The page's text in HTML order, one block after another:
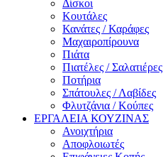
Δίσκοι
Κουτάλες
Κανάτες / Καράφες
Μαχαιροπίρουνα
Πιάτα
Πιατέλες / Σαλατιέρες
Ποτήρια
Σπάτουλες / Λαβίδες
Φλυτζάνια / Κούπες
ΕΡΓΑΛΕΙΑ ΚΟΥΖΙΝΑΣ
Ανοιχτήρια
Αποφλοιωτές